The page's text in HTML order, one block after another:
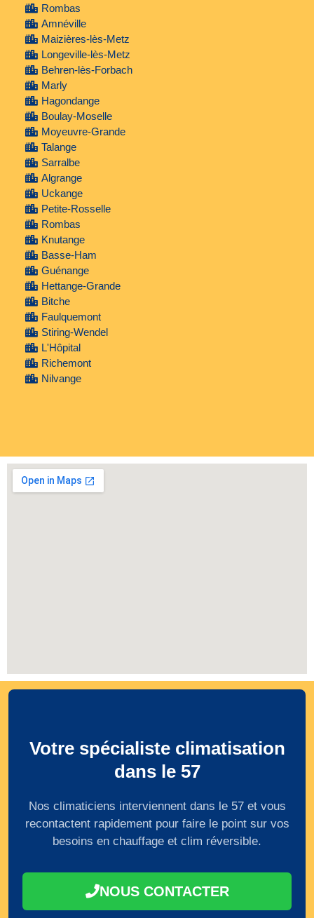
Rombas
Amnéville
Maizières-lès-Metz
Longeville-lès-Metz
Behren-lès-Forbach
Marly
Hagondange
Boulay-Moselle
Moyeuvre-Grande
Talange
Sarralbe
Algrange
Uckange
Petite-Rosselle
Rombas
Knutange
Basse-Ham
Guénange
Hettange-Grande
Bitche
Faulquemont
Stiring-Wendel
L'Hôpital
Richemont
Nilvange
Votre spécialiste climatisation
dans le 57
Nos climaticiens interviennent dans le 57 et vous
recontactent rapidement pour faire le point sur vos
besoins en chauffage et clim réversible.
NOUS CONTACTER